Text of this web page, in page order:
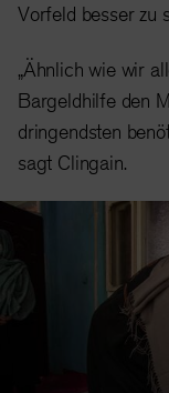
Vorfeld besser zu
„Ähnlich wie wir
Bargeldhilfe den
dringendsten
sagt Clingain.